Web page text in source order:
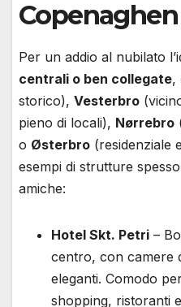
Copenaghen
Per un addio al nubilato
centrali o ben collegate,
storico), Vesterbro
pieno di locali), Nørrebro
o Østerbro (residenziale
esempi di strutture
amiche:
Hotel Skt. Petri –
centro, con camere
eleganti. Comodo
shopping, ristoranti